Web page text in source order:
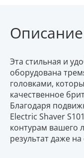
Описание
Эта стильная и
оборудована
головками,
качественное
Благодаря
Electric Shaver
контурам вашего
результат даже